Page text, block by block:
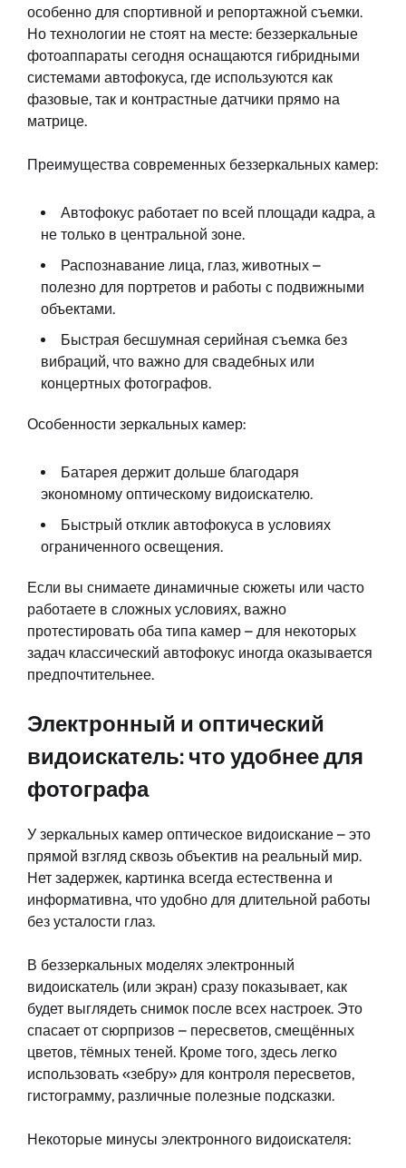
особенно для спортивной и репортажной съемки.
Но технологии не стоят на месте: беззеркальные
фотоаппараты сегодня оснащаются гибридными
системами автофокуса, где используются как
фазовые, так и контрастные датчики прямо на
матрице.
Преимущества современных беззеркальных камер:
Автофокус работает по всей площади кадра, а
не только в центральной зоне.
Распознавание лица, глаз, животных –
полезно для портретов и работы с подвижными
объектами.
Быстрая бесшумная серийная съемка без
вибраций, что важно для свадебных или
концертных фотографов.
Особенности зеркальных камер:
Батарея держит дольше благодаря
экономному оптическому видоискателю.
Быстрый отклик автофокуса в условиях
ограниченного освещения.
Если вы снимаете динамичные сюжеты или часто
работаете в сложных условиях, важно
протестировать оба типа камер – для некоторых
задач классический автофокус иногда оказывается
предпочтительнее.
Электронный и оптический
видоискатель: что удобнее для
фотографа
У зеркальных камер оптическое видоискание – это
прямой взгляд сквозь объектив на реальный мир.
Нет задержек, картинка всегда естественна и
информативна, что удобно для длительной работы
без усталости глаз.
В беззеркальных моделях электронный
видоискатель (или экран) сразу показывает, как
будет выглядеть снимок после всех настроек. Это
спасает от сюрпризов – пересветов, смещённых
цветов, тёмных теней. Кроме того, здесь легко
использовать «зебру» для контроля пересветов,
гистограмму, различные полезные подсказки.
Некоторые минусы электронного видоискателя: